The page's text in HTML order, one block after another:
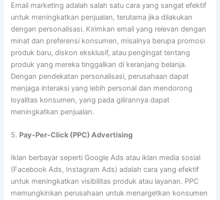
Email marketing adalah salah satu cara yang sangat efektif
untuk meningkatkan penjualan, terutama jika dilakukan
dengan personalisasi. Kirimkan email yang relevan dengan
minat dan preferensi konsumen, misalnya berupa promosi
produk baru, diskon eksklusif, atau pengingat tentang
produk yang mereka tinggalkan di keranjang belanja.
Dengan pendekatan personalisasi, perusahaan dapat
menjaga interaksi yang lebih personal dan mendorong
loyalitas konsumen, yang pada gilirannya dapat
meningkatkan penjualan.
5. Pay-Per-Click (PPC) Advertising
Iklan berbayar seperti Google Ads atau iklan media sosial
(Facebook Ads, Instagram Ads) adalah cara yang efektif
untuk meningkatkan visibilitas produk atau layanan. PPC
memungkinkan perusahaan untuk menargetkan konsumen